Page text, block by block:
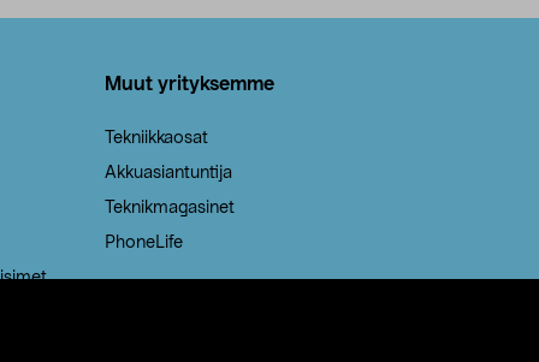
Muut yrityksemme
Tekniikkaosat
Akkuasiantuntija
Teknikmagasinet
PhoneLife